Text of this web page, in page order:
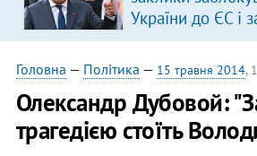
України до ЄС і
припинити
риторику
Головна — Політика — 15 травня 2014,
Олександр Дубовой:
трагедією стоїть